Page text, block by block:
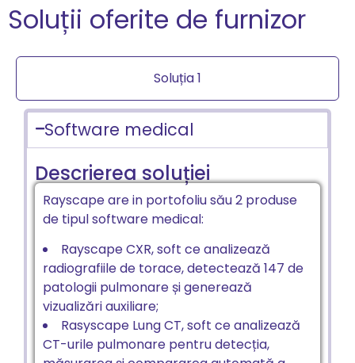
Soluții oferite de furnizor
Soluția 1
Software medical
Descrierea soluției
Rayscape are in portofoliu său 2 produse
de tipul software medical:
Rayscape CXR, soft ce analizează
radiografiile de torace, detectează 147 de
patologii pulmonare și generează
vizualizări auxiliare;
Rasyscape Lung CT, soft ce analizează
CT-urile pulmonare pentru detecția,